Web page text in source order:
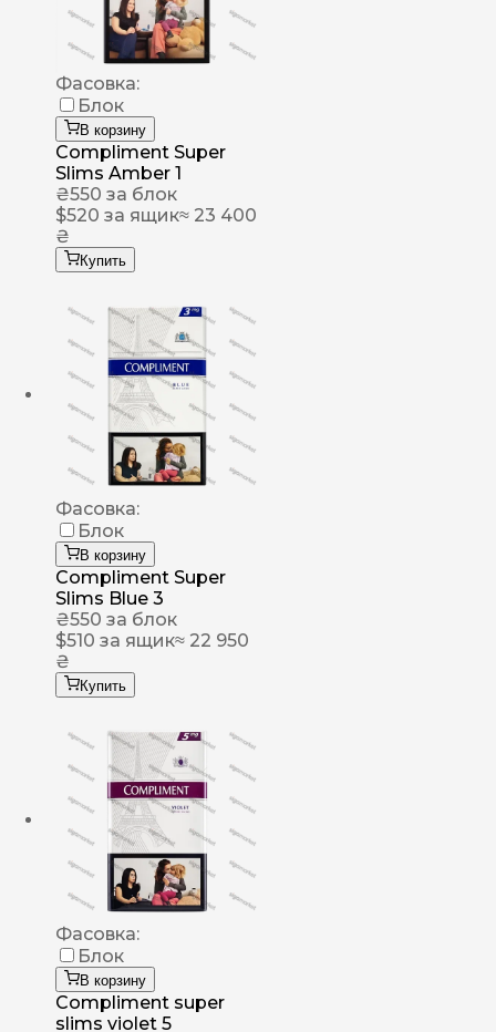
Фасовка:
Блок
В корзину
Compliment Super
Slims Amber 1
₴550 за блок
$520 за ящик≈ 23 400
₴
Купить
Фасовка:
Блок
В корзину
Compliment Super
Slims Blue 3
₴550 за блок
$510 за ящик≈ 22 950
₴
Купить
Фасовка:
Блок
В корзину
Compliment super
slims violet 5